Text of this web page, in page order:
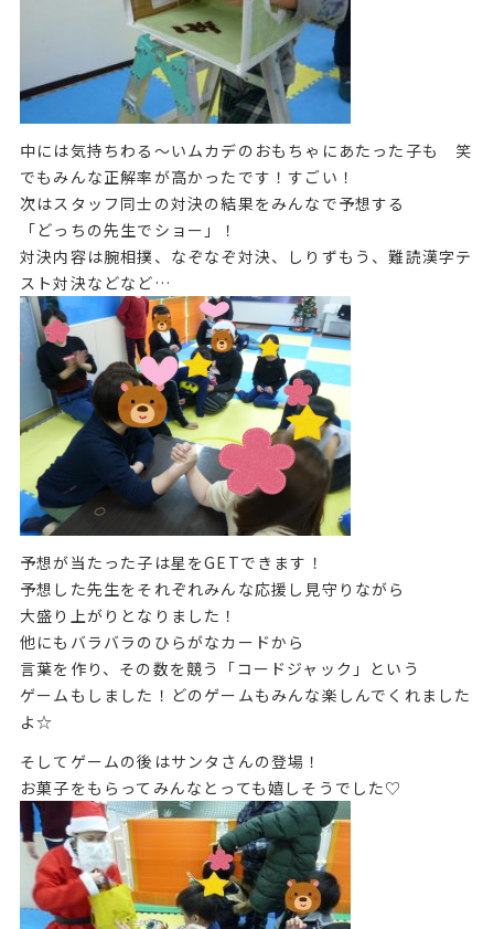
中には気持ちわる～いムカデのおもちゃにあたった子も 笑
でもみんな正解率が高かったです！すごい！
次はスタッフ同士の対決の結果をみんなで予想する
「どっちの先生でショー」！
対決内容は腕相撲、なぞなぞ対決、しりずもう、難読漢字テ
スト対決などなど…
予想が当たった子は星をGETできます！
予想した先生をそれぞれみんな応援し見守りながら
大盛り上がりとなりました！
他にもバラバラのひらがなカードから
言葉を作り、その数を競う「コードジャック」という
ゲームもしました！どのゲームもみんな楽しんでくれました
よ☆
そしてゲームの後はサンタさんの登場！
お菓子をもらってみんなとっても嬉しそうでした♡